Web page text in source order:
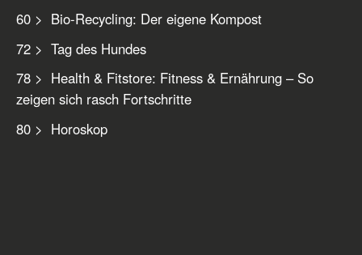
60 > Bio-Recycling: Der eigene Kompost
72 > Tag des Hundes
78 > Health & Fitstore: Fitness & Ernährung – So
zeigen sich rasch Fortschritte
80 > Horoskop